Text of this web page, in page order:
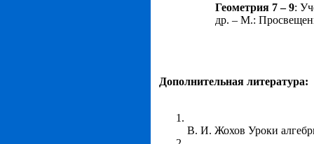
Геометрия 7 – 9:
др. – М.:
Дополнительная литература:
В. И. Жохов Уроки